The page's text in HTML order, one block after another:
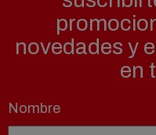
novedades y
en
Nombre